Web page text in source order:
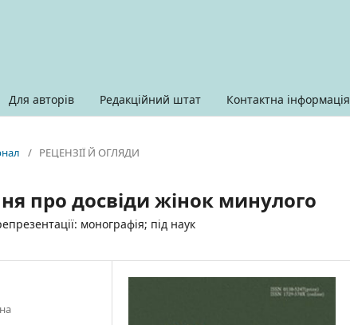
Для авторів Редакційний штат Контактна інформація
/ РЕЦЕНЗІЇ Й ОГЛЯДИ
про досвіди жінок минулого
монографія; під наук